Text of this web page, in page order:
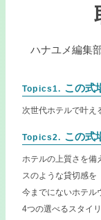
ハナユメ編集
Topics1. この式
次世代ホテルで叶え
Topics2. この式
ホテルの上質さを備
スのような貸切感を
今までにないホテル
4つの選べるスタイ